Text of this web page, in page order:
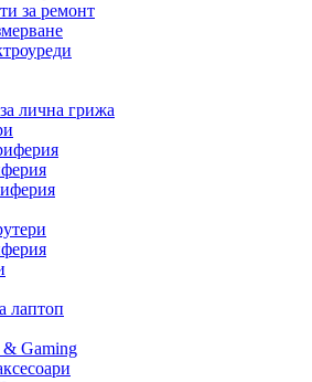
за ремонт
лична грижа
лаптоп
Gaming